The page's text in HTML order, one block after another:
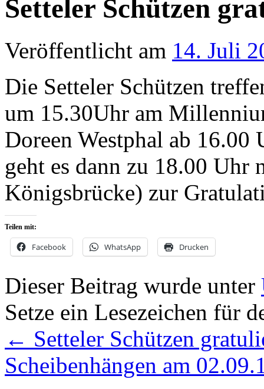
Setteler Schützen
Veröffentlicht am 14. Juli
Die Setteler Schützen
um 15.30Uhr am
Doreen Westphal ab 16.00
geht es dann zu 18.00 Uhr
Königsbrücke) zur
Teilen mit:
Facebook WhatsApp Drucken
Dieser Beitrag wurde unter
Setze ein Lesezeichen für
← Setteler Schützen
Scheibenhängen am